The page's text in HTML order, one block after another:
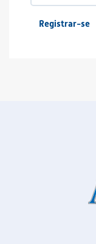
Registrar-se